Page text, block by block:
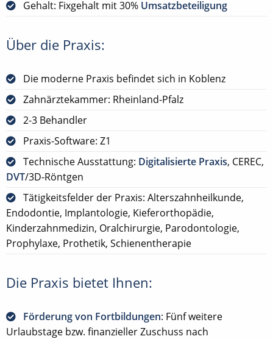
Gehalt: Fixgehalt mit 30% Umsatzbeteiligung
Über die Praxis:
Die moderne Praxis befindet sich in Koblenz
Zahnärztekammer: Rheinland-Pfalz
2-3 Behandler
Praxis-Software: Z1
Technische Ausstattung: Digitalisierte Praxis, CEREC,
DVT/3D-Röntgen
Tätigkeitsfelder der Praxis: Alterszahnheilkunde,
Endodontie, Implantologie, Kieferorthopädie,
Kinderzahnmedizin, Oralchirurgie, Parodontologie,
Prophylaxe, Prothetik, Schienentherapie
Die Praxis bietet Ihnen:
Förderung von Fortbildungen: Fünf weitere
Urlaubstage bzw. finanzieller Zuschuss nach